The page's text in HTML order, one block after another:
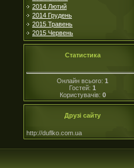
2014 Лютий
2014 Грудень
2015 Травень
2015 Червень
Статистика
Онлайн всього: 1
Гостей: 1
Користувачів: 0
Друзі сайту
http://duflko.com.ua